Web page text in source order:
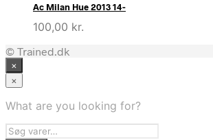
Ac Milan Hue 2013 14-
100,00 kr.
© Trained.dk
×
×
What are you looking for?